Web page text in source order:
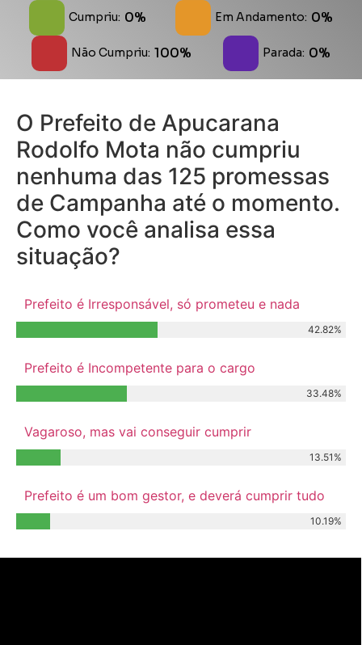
Cumpriu: 0% Em Andamento: 0%
Não Cumpriu: 100% Parada: 0%
O Prefeito de Apucarana
Rodolfo Mota não cumpriu
nenhuma das 125 promessas
de Campanha até o momento.
Como você analisa essa
situação?
Prefeito é Irresponsável, só prometeu e nada
42.82%
Prefeito é Incompetente para o cargo
33.48%
Vagaroso, mas vai conseguir cumprir
13.51%
Prefeito é um bom gestor, e deverá cumprir tudo
10.19%